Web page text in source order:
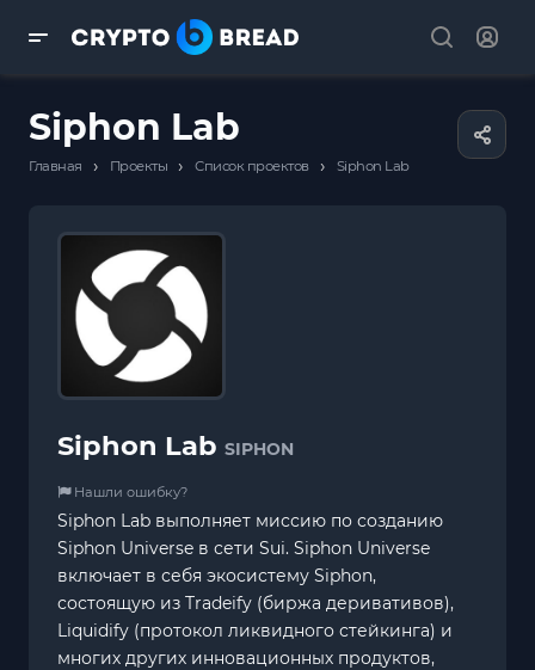
Siphon Lab
Главная › Проекты › Список проектов › Siphon Lab
Siphon Lab SIPHON
Нашли ошибку?
Siphon Lab выполняет миссию по созданию
Siphon Universe в сети Sui. Siphon Universe
включает в себя экосистему Siphon,
состоящую из Tradeify (биржа деривативов),
Liquidify (протокол ликвидного стейкинга) и
многих других инновационных продуктов,